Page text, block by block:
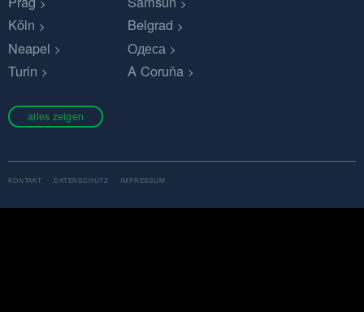
Köln
Belgrad
Neapel
Одеса
Turin
A Coruña
alles zeigen
KONTAKT DATENSCHUTZ IMPRESSUM